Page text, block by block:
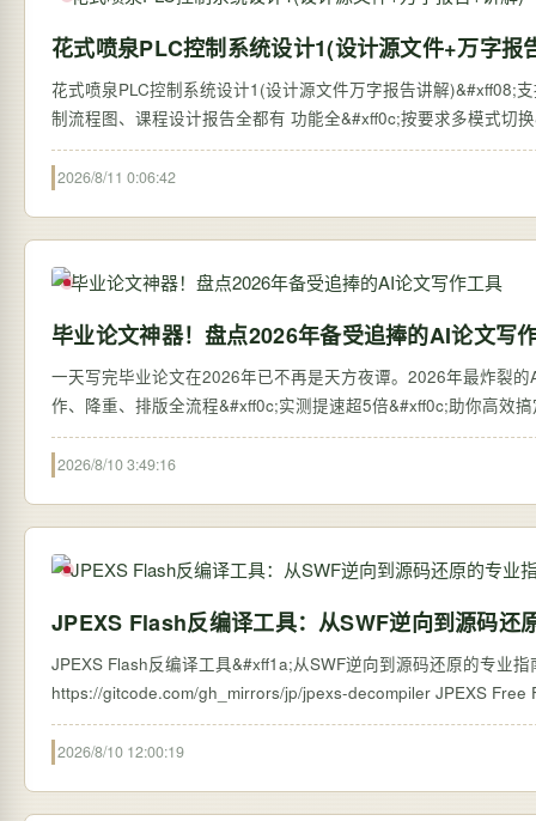
花式喷泉PLC控制系统设计1(设计源文件+万字
花式喷泉PLC控制系统设计1(设计源文件万字报告讲解)&#xff08;
制流程图、课程设计报告全都有 功能全&#xff0c;按要求多模式切
2026/8/11 0:06:42
毕业论文神器！盘点2026年备受追捧的AI论文写
一天写完毕业论文在2026年已不再是天方夜谭。2026年最炸裂
作、降重、排版全流程&#xff0c;实测提速超5倍&#xff0c;助你高效
2026/8/10 3:49:16
JPEXS Flash反编译工具：从SWF逆向到源码还
JPEXS Flash反编译工具&#xff1a;从SWF逆向到源码还原的专业指南
https://gitcode.com/
2026/8/10 12:00:19